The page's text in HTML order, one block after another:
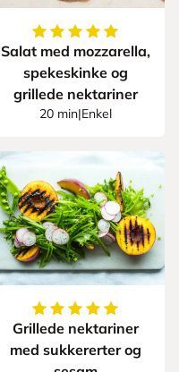
5av5stjerner
Salat med mozzarella,
spekeskinke og
grillede nektariner
20 min|Enkel
5av5stjerner
Grillede nektariner
med sukkererter og